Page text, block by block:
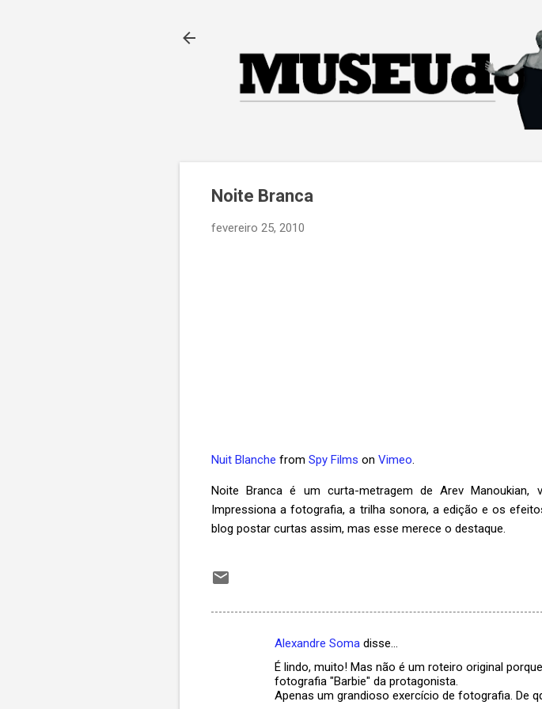
Noite Branca
fevereiro 25, 2010
Nuit Blanche from Spy Films on Vimeo.
Noite Branca é um curta-metragem de Arev
Impressiona a fotografia, a trilha sonora, a edição e os
blog postar curtas assim, mas esse merece o destaque.
Alexandre Soma disse…
É lindo, muito! Mas não é um roteiro original
fotografia "Barbie" da protagonista.
Apenas um grandioso exercício de fotografia. De